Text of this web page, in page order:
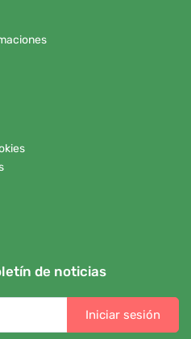
de noticias
Iniciar sesión